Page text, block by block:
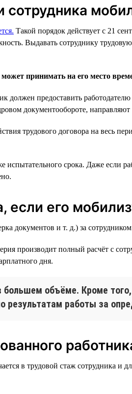
сотрудника
Такой порядок действует с 21
Выдавать сотруднику
принимать на его место
должен предоставить
документообороте,
трудового договора на весь
срока. Даже если
если его
документов и т. д.) за
производит полный расчёт с
дня.
объёме. Кроме
результатам работы за
в трудовой стаж сотрудника и